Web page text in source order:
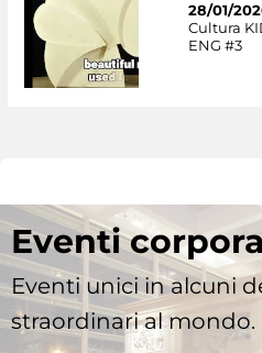
28/01/
Cultura
ENG #3
Eventi
Eventi unici in alcuni
straordinari al mondo.